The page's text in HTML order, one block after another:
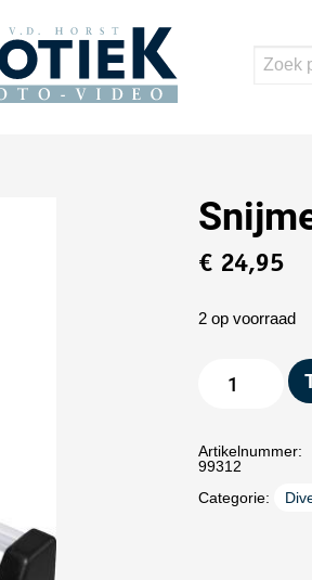
€24,95
2 op voorraad
Artikelnummer:
99312
Categorie: